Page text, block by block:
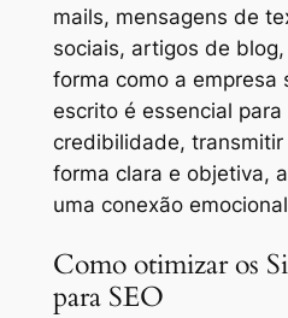
mails, mensagens de
sociais, artigos de
forma como a empresa
escrito é essencial
credibilidade,
forma clara e objetiva,
uma conexão
Como otimizar os
para SEO